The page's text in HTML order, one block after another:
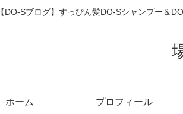
【DO-Sブログ】すっぴん髪DO-Sシャンプー＆
ホーム プロフィール